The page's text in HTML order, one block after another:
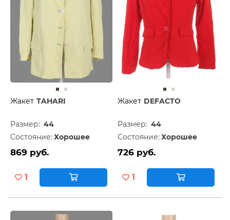
Жакет TAHARI
Размер: 44
Состояние: Хорошее
869 руб.
1
Жакет DEFACTO
Размер: 44
Состояние: Хорошее
726 руб.
1